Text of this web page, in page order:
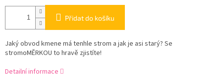
Přidat do košíku
Jaký obvod kmene má tenhle strom a jak je asi starý? Se
stromoMĚRKOU to hravě zjistíte!
Detailní informace